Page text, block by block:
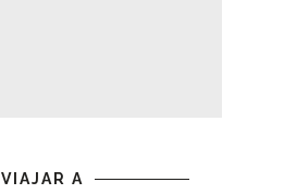
VIAJAR A